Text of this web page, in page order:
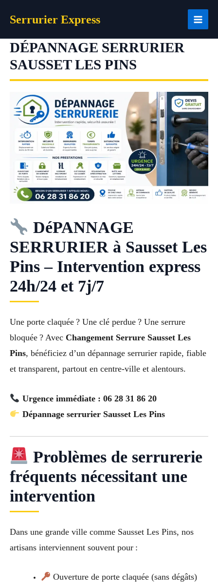
Serrurier Express
DÉPANNAGE SERRURIER
SAUSSET LES PINS
DéPANNAGE
SERRURIER à Sausset Les
Pins – Intervention express
24h/24 et 7j/7
Une porte claquée ? Une clé perdue ? Une serrure
bloquée ? Avec Changement Serrure Sausset Les
Pins, bénéficiez d’un dépannage serrurier rapide, fiable
et transparent, partout en centre-ville et alentours.
Urgence immédiate : 06 28 31 86 20
Dépannage serrurier Sausset Les Pins
Problèmes de serrurerie
fréquents nécessitant une
intervention
Dans une grande ville comme Sausset Les Pins, nos
artisans interviennent souvent pour :
Ouverture de porte claquée (sans dégâts)